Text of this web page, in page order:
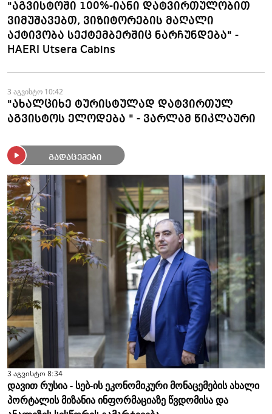
"აგვისტოში 100%-იანი დატვირთულობით
ვიმუშავებთ, ვიზიტორების მაღალი
აქტივობა სექტემბერშიც ნარჩუნდება" -
HAERI Utsera Cabins
3 აგვისტო 10:42
"ახალციხე ტურისტულად დატვირთულ
აგვისტოს ელოდება " - ვარლამ წიკლაური
გადაცემები
3 აგვისტო 8:34
დავით რუსია - სებ-ის ეკონომიკური მონაცემების ახალი
პორტალის მიზანია ინფორმაციაზე წვდომისა და